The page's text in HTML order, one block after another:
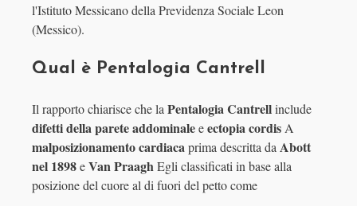
l'Istituto Messicano della Previdenza Sociale Leon
(Messico).
Qual è Pentalogia Cantrell
Il rapporto chiarisce che la Pentalogia Cantrellinclude
difetti della parete addominaleeectopia cordis A
malposizionamento cardiaca prima descritta da Abott
nel 1898eVan Praagh Egli classificati in base alla
posizione del cuore al di fuori del petto come